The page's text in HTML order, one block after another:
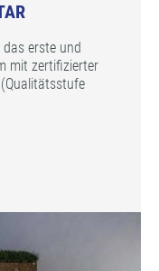
das erste und
mit zertifizierter